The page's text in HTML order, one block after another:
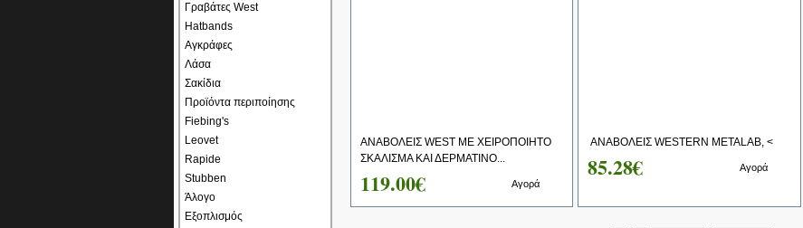
Γραβάτες West
Hatbands
Αγκράφες
Λάσα
Σακίδια
Προϊόντα περιποίησης
Fiebing's
Leovet
Rapide
Stubben
Άλογο
Εξοπλισμός
ΑΝΑΒΟΛΕΙΣ WEST ΜΕ ΧΕΙΡΟΠΟΙΗΤΟ
ΣΚΑΛΙΣΜΑ ΚΑΙ ΔΕΡΜΑΤΙΝΟ...
119.00€ Αγορά
ΑΝΑΒΟΛΕΙΣ WESTERN METALAB, <
85.28€ Αγορά